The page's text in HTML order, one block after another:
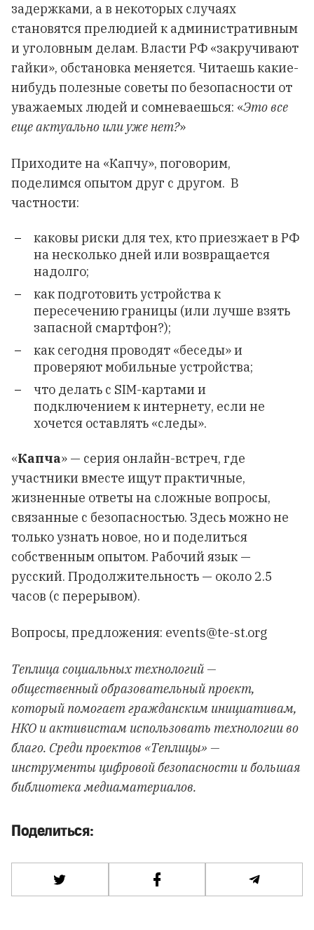
задержками, а в некоторых случаях
становятся прелюдией к административным
и уголовным делам. Власти РФ «закручивают
гайки», обстановка меняется. Читаешь какие-
нибудь полезные советы по безопасности от
уважаемых людей и сомневаешься: «Это все
еще актуально или уже нет?»
Приходите на «Капчу», поговорим,
поделимся опытом друг с другом. В
частности:
каковы риски для тех, кто приезжает в РФ
на несколько дней или возвращается
надолго;
как подготовить устройства к
пересечению границы (или лучше взять
запасной смартфон?);
как сегодня проводят «беседы» и
проверяют мобильные устройства;
что делать с SIM-картами и
подключением к интернету, если не
хочется оставлять «следы».
«Капча» — серия онлайн-встреч, где
участники вместе ищут практичные,
жизненные ответы на сложные вопросы,
связанные с безопасностью. Здесь можно не
только узнать новое, но и поделиться
собственным опытом. Рабочий язык —
русский. Продолжительность — около 2.5
часов (с перерывом).
Вопросы, предложения: events@te-st.org
Теплица социальных технологий —
общественный образовательный проект,
который помогает гражданским инициативам,
НКО и активистам использовать технологии во
благо. Среди проектов «Теплицы» —
инструменты цифровой безопасности и большая
библиотека медиаматериалов.
Поделиться: